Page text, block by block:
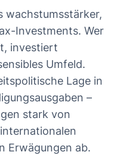
wachstumsstärker,
Investments. Wer
investiert
Umfeld.
Lage in
–
stark von
Erwägungen ab.